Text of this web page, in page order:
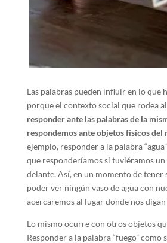
Las palabras pueden influir en lo que
porque el contexto social que rodea
responder ante las palabras de la
respondemos ante objetos físicos del
ejemplo, responder a la palabra
que responderíamos si tuviéramos un
delante. Así, en un momento de tener
poder ver ningún vaso de agua con
acercaremos al lugar donde nos digan
Lo mismo ocurre con otros objetos
Responder a la palabra “fuego” como